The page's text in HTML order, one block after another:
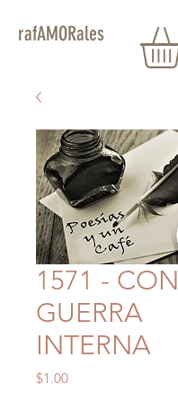
rafAMORales
1571 - CON
GUERRA
INTERNA
$1.00Precio